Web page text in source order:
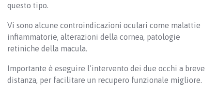
questo tipo.
Vi sono alcune controindicazioni oculari come malattie
infiammatorie, alterazioni della cornea, patologie
retiniche della macula.
Importante è eseguire l’intervento dei due occhi a breve
distanza, per facilitare un recupero funzionale migliore.